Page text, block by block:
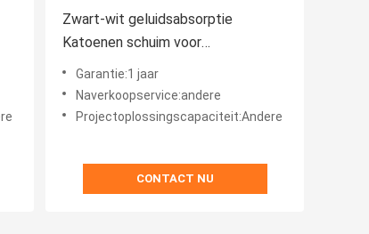
Zwart-wit geluidsabsorptie
Katoenen schuim voor
vergaderruimte akoestiek en
geluidsreductie
Garantie:1 jaar
Naverkoopservice:andere
Projectoplossingscapaciteit:Andere
CONTACT NU